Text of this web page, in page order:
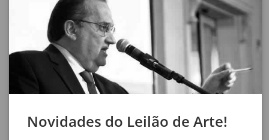
Agostinho Batista de Freitas
Cidade
óleo sobre tela
assinatura inf. esq.
Lote 32
Adir Sodré
Orgia das Frutas III
145 x 185 cm
óleo sobre tela
assinatura inf. dir.
Novidades do Leilão de Arte!